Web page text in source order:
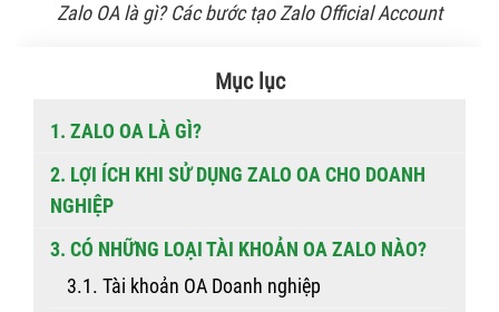
Zalo OA là gì? Các bước tạo Zalo Official Account
Mục lục
1. ZALO OA LÀ GÌ?
2. LỢI ÍCH KHI SỬ DỤNG ZALO OA CHO DOANH
NGHIỆP
3. CÓ NHỮNG LOẠI TÀI KHOẢN OA ZALO NÀO?
3.1. Tài khoản OA Doanh nghiệp